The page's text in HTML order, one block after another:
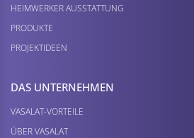
HEIMWERKER AUSSTATTUNG
PRODUKTE
PROJEKTIDEEN
DAS UNTERNEHMEN
VASALAT-VORTEILE
ÜBER VASALAT